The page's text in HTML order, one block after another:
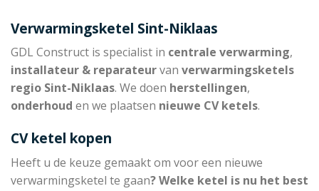
Verwarmingsketel Sint-Niklaas
GDL Construct is specialist in centrale verwarming,
installateur & reparateurvan verwarmingsketels
regio Sint-Niklaas. We doen herstellingen,
onderhoud en we plaatsen nieuwe CV ketels.
CV ketel kopen
Heeft u de keuze gemaakt om voor een nieuwe
verwarmingsketel te gaan? Welke ketel is nu het best